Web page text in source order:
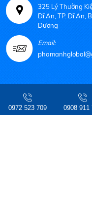
325 Lý Thường
Dĩ An, TP. Dĩ An,
Dương
Email:
© Copyright 2021 CÔNG TY
Online: 4 |
0972 523 709 0908 911